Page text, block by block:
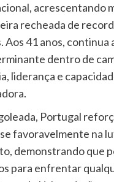
acrescentando
recheada de
Aos 41 anos, continua
dentro de
liderança e
Portugal
favoravelmente na
demonstrando que
para enfrentar